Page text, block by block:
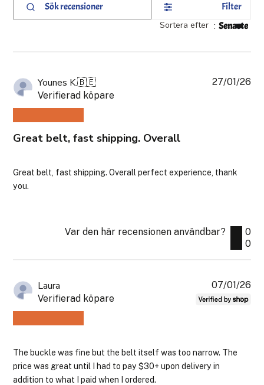
Sök
Filter
Sortera efter : Senaste
Younes K.🇧🇪
Verifierad köpare
Great belt, fast shipping. Overall
Great belt, fast shipping. Overall perfect experience, thank
you.
27/01/26
Var den här recensionen användbar?
0
0
Laura
Verifierad köpare
The buckle was fine but the belt itself was too narrow. The
price was great until I had to pay $30+ upon delivery in
addition to what I paid when I ordered.
07/01/26